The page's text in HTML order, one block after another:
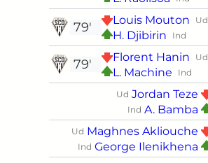
Ud
Louis Mouton
Ind
H. Djibirin
79'
Ud
Florent Hanin
Ind
L. Machine
79'
Ud Jordan Teze
Ind A. Bamba
Ud Maghnes Akliouche
Ind George Ilenikhena